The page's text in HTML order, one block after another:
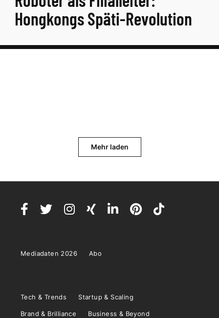
Hongkongs Späti-Revolution
Mehr laden
Mediadaten 2026 Abo
Tech & Trends Startup & Scaling
Brand & Brilliance Business & Beyond